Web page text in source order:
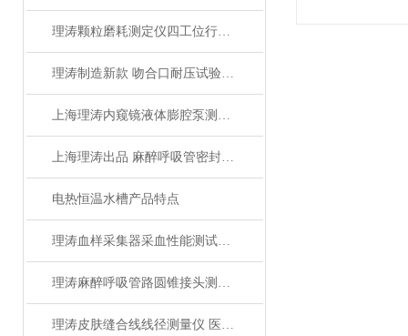
理涛颗粒磨耗测定仪四工位行业论文 测试稳定
理涛制造新款 吻合口耐压试验仪 实验材料客户自备
上海理涛内窥镜液体膨腔泵测定仪：质量保证
上海理涛出品 麻醉呼吸管密封测试仪 技术参数指导
电热恒温水槽产品特点
理涛血样采集器采血性能测试仪使用防范
理涛麻醉呼吸管路圆锥接头测试仪测试稳定
理涛皮肤缝合线线径测量仪 医用缝合线线径试验仪 线径测定仪